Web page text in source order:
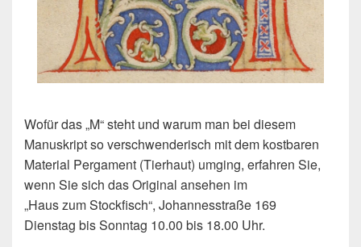
Wofür das „M“ steht und warum man bei diesem
Manuskript so verschwenderisch mit dem kostbaren
Material Pergament (Tierhaut) umging, erfahren Sie,
wenn Sie sich das Original ansehen im
„Haus zum Stockfisch“, Johannesstraße 169
Dienstag bis Sonntag 10.00 bis 18.00 Uhr.